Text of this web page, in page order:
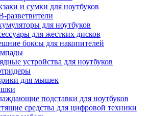
и сумки для ноутбуков
разветвители
для ноутбуков
для жестких дисков
боксы для накопителей
устройства для ноутбуков
для мышек
подставки для ноутбуков
средства для цифровой техники